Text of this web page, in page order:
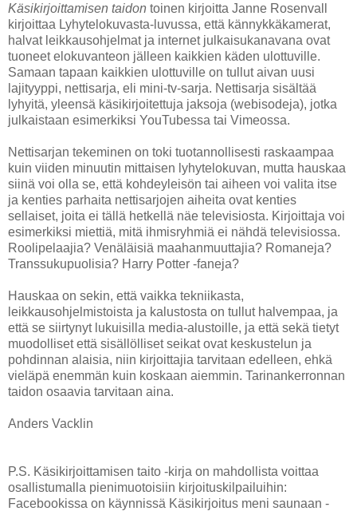
Käsikirjoittamisen taidon toinen kirjoitta Janne Rosenvall
kirjoittaa Lyhytelokuvasta-luvussa, että kännykkäkamerat,
halvat leikkausohjelmat ja internet julkaisukanavana ovat
tuoneet elokuvanteon jälleen kaikkien käden ulottuville.
Samaan tapaan kaikkien ulottuville on tullut aivan uusi
lajityyppi, nettisarja, eli mini-tv-sarja. Nettisarja sisältää
lyhyitä, yleensä käsikirjoitettuja jaksoja (webisodeja), jotka
julkaistaan esimerkiksi YouTubessa tai Vimeossa.
Nettisarjan tekeminen on toki tuotannollisesti raskaampaa
kuin viiden minuutin mittaisen lyhytelokuvan, mutta hauskaa
siinä voi olla se, että kohdeyleisön tai aiheen voi valita itse
ja kenties parhaita nettisarjojen aiheita ovat kenties
sellaiset, joita ei tällä hetkellä näe televisiosta. Kirjoittaja voi
esimerkiksi miettiä, mitä ihmisryhmiä ei nähdä televisiossa.
Roolipelaajia? Venäläisiä maahanmuuttajia? Romaneja?
Transsukupuolisia? Harry Potter -faneja?
Hauskaa on sekin, että vaikka tekniikasta,
leikkausohjelmistoista ja kalustosta on tullut halvempaa, ja
että se siirtynyt lukuisilla media-alustoille, ja että sekä tietyt
muodolliset että sisällölliset seikat ovat keskustelun ja
pohdinnan alaisia, niin kirjoittajia tarvitaan edelleen, ehkä
vieläpä enemmän kuin koskaan aiemmin. Tarinankerronnan
taidon osaavia tarvitaan aina.
Anders Vacklin
P.S. Käsikirjoittamisen taito -kirja on mahdollista voittaa
osallistumalla pienimuotoisiin kirjoituskilpailuihin:
Facebookissa on käynnissä Käsikirjoitus meni saunaan -